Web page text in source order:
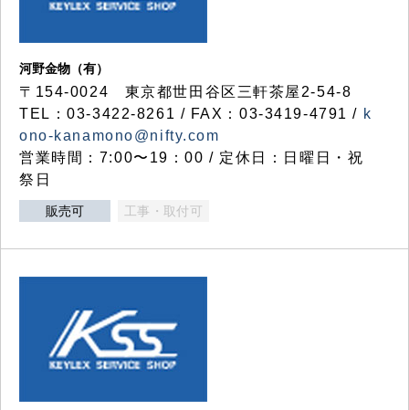
河野金物（有）
〒154-0024 東京都世田谷区三軒茶屋2-54-8
TEL：03-3422-8261 / FAX：03-3419-4791 / k
ono-kanamono@nifty.com
営業時間：7:00〜19：00 / 定休日：日曜日・祝
祭日
販売可 工事・取付可